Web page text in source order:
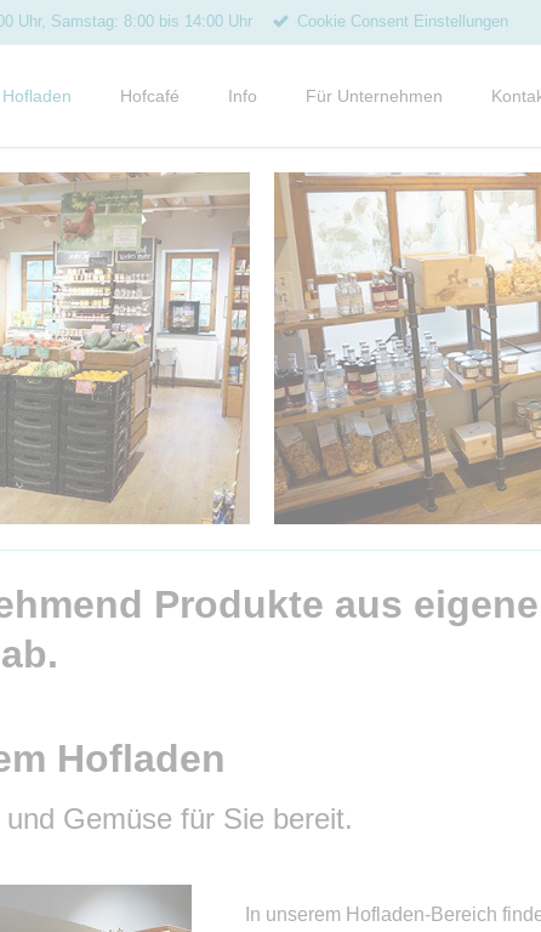
Uhr, Samstag: 8:00 bis 14:00 Uhr Cookie Consent Einstellungen
Hofladen Hofcafé
Mittagstisch
Kaffee & Kuchen
Außer-Haus-Service
Info
Neuigkeiten vom Hof
Kundenmagazine und Flyer
Rezepte
Medien
Newsletter abonnieren
Für Unternehmen
Produkte aus
Hofladen
Gemüse für Sie bereit.
In unserem Hofladen-Bereich